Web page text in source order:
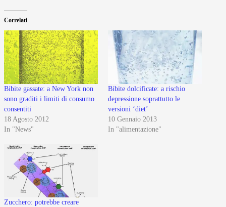
Correlati
Bibite gassate: a New York non
sono graditi i limiti di consumo
consentiti
18 Agosto 2012
In "News"
Bibite dolcificate: a rischio
depressione soprattutto le
versioni ‘diet’
10 Gennaio 2013
In "alimentazione"
Zucchero: potrebbe creare